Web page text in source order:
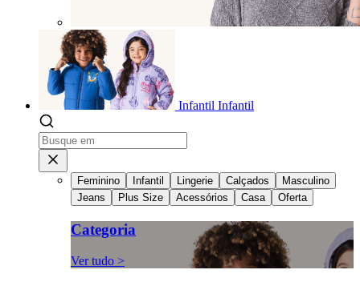
Infantil Infantil
Feminino Infantil Lingerie Calçados
Masculino
Jeans
Plus Size Acessórios Casa Oferta
Categoria
Ver tudo >